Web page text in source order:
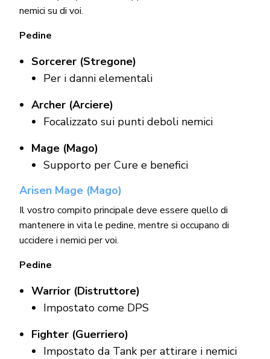
nemici su di voi.
Pedine
Sorcerer (Stregone)
Per i danni elementali
Archer (Arciere)
Focalizzato sui punti deboli nemici
Mage (Mago)
Supporto per Cure e benefici
Arisen Mage (Mago)
Il vostro compito principale deve essere quello di
mantenere in vita le pedine, mentre si occupano di
uccidere i nemici per voi.
Pedine
Warrior (Distruttore)
Impostato come DPS
Fighter (Guerriero)
Impostato da Tank per attirare i nemici